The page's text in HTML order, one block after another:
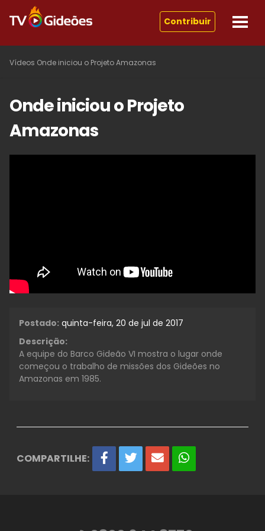
Contribuir
Vídeos Onde iniciou o Projeto Amazonas
Onde iniciou o Projeto
Amazonas
Postado: quinta-feira, 20 de jul de 2017
Descrição:
A equipe do Barco Gideão VI mostra o lugar onde
começou o trabalho de missões dos Gideões no
Amazonas em 1985.
COMPARTILHE: